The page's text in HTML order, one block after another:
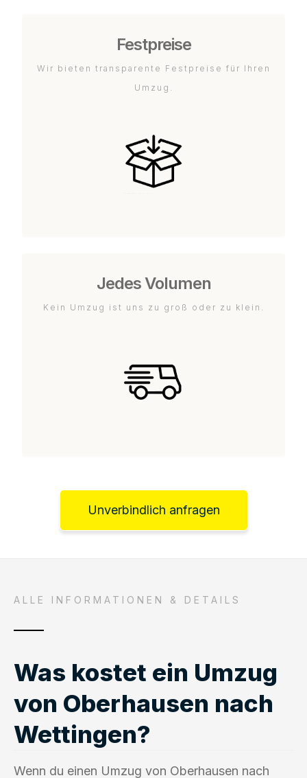
Festpreise
Wir bieten transparente Festpreise für Ihren
Umzug.
Jedes Volumen
Kein Umzug ist uns zu groß oder zu klein.
Unverbindlich anfragen
ALLE INFORMATIONEN & DETAILS
Was kostet ein Umzug
von Oberhausen nach
Wettingen?
Wenn du einen Umzug von Oberhausen nach